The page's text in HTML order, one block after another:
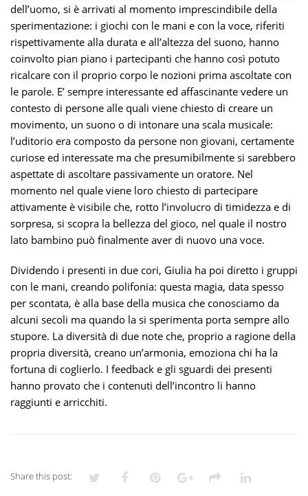
dell’uomo, si è arrivati al momento imprescindibile della
sperimentazione: i giochi con le mani e con la voce, riferiti
rispettivamente alla durata e all’altezza del suono, hanno
coinvolto pian piano i partecipanti che hanno così potuto
ricalcare con il proprio corpo le nozioni prima ascoltate con
le parole. E’ sempre interessante ed affascinante vedere un
contesto di persone alle quali viene chiesto di creare un
movimento, un suono o di intonare una scala musicale:
l’uditorio era composto da persone non giovani, certamente
curiose ed interessate ma che presumibilmente si sarebbero
aspettate di ascoltare passivamente un oratore. Nel
momento nel quale viene loro chiesto di partecipare
attivamente è visibile che, rotto l’involucro di timidezza e di
sorpresa, si scopra la bellezza del gioco, nel quale il nostro
lato bambino può finalmente aver di nuovo una voce.
Dividendo i presenti in due cori, Giulia ha poi diretto i gruppi
con le mani, creando polifonia: questa magia, data spesso
per scontata, è alla base della musica che conosciamo da
alcuni secoli ma quando la si sperimenta porta sempre allo
stupore. La diversità di due note che, proprio a ragione della
propria diversità, creano un’armonia, emoziona chi ha la
fortuna di coglierlo. I feedback e gli sguardi dei presenti
hanno provato che i contenuti dell’incontro li hanno
raggiunti e arricchiti.
Share this post: